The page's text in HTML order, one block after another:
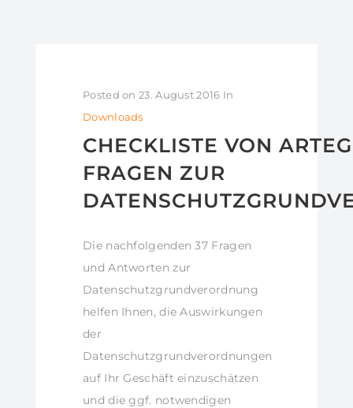
Posted on 23. August 2016 In
Downloads
CHECKLISTE VON
FRAGEN ZUR
Die nachfolgenden 37 Fragen
und Antworten zur
Datenschutzgrundverordnung
helfen Ihnen, die Auswirkungen
der
Datenschutzgrundverordnungen
auf Ihr Geschäft einzuschätzen
und die ggf. notwendigen